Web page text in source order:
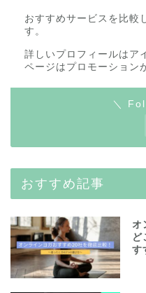
おすすめサービスを比較
す。
詳しいプロフィールはア
ページはプロモーション
＼
おすすめ記事
オ
ど
す